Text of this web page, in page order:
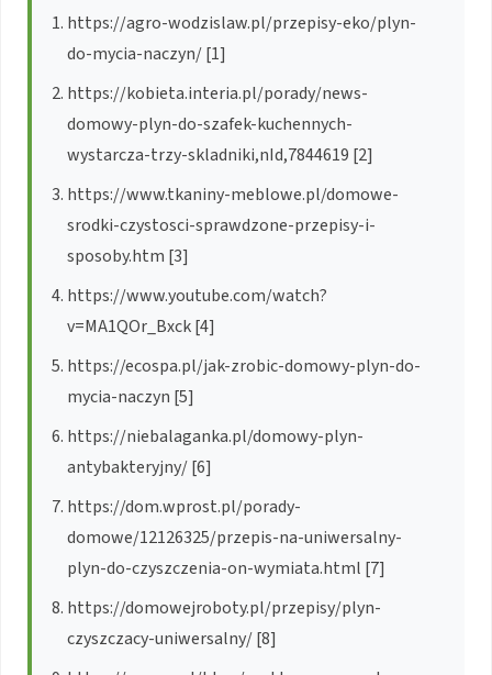
https://agro-wodzislaw.pl/przepisy-eko/plyn-
do-mycia-naczyn/ [1]
https://kobieta.interia.pl/porady/news-
domowy-plyn-do-szafek-kuchennych-
wystarcza-trzy-skladniki,nId,7844619 [2]
https://www.tkaniny-meblowe.pl/domowe-
srodki-czystosci-sprawdzone-przepisy-i-
sposoby.htm [3]
https://www.youtube.com/watch?
v=MA1QOr_Bxck [4]
https://ecospa.pl/jak-zrobic-domowy-plyn-do-
mycia-naczyn [5]
https://niebalaganka.pl/domowy-plyn-
antybakteryjny/ [6]
https://dom.wprost.pl/porady-
domowe/12126325/przepis-na-uniwersalny-
plyn-do-czyszczenia-on-wymiata.html [7]
https://domowejroboty.pl/przepisy/plyn-
czyszczacy-uniwersalny/ [8]